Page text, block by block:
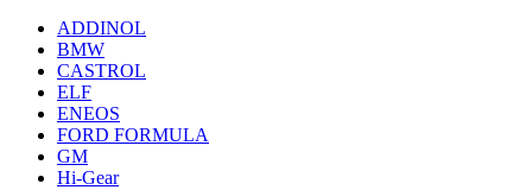
ADDINOL
BMW
CASTROL
ELF
ENEOS
FORD FORMULA
GM
Hi-Gear